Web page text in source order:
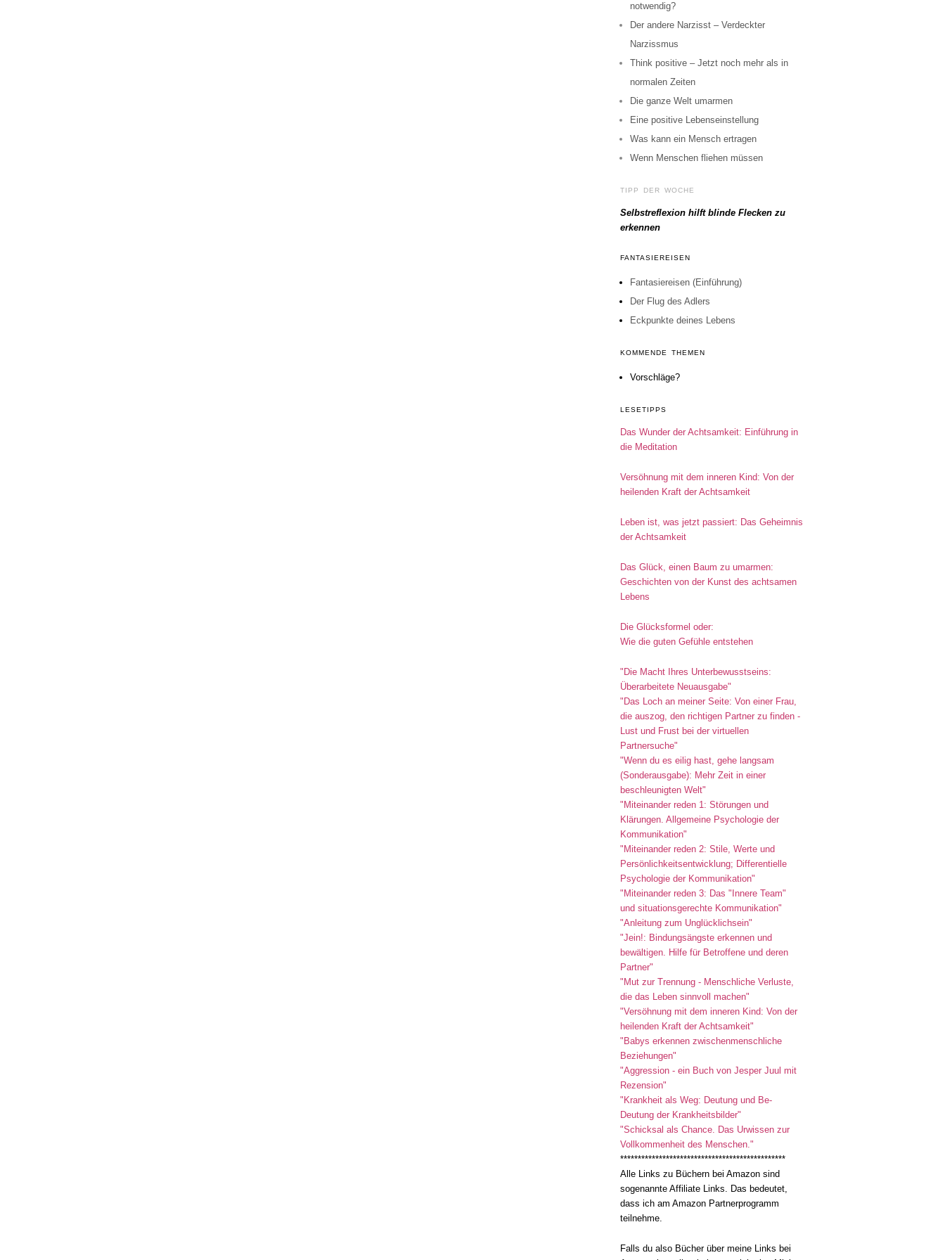
notwendig?
Der andere Narzisst – Verdeckter
Narzissmus
Think positive – Jetzt noch mehr als in
normalen Zeiten
Die ganze Welt umarmen
Eine positive Lebenseinstellung
Was kann ein Mensch ertragen
Wenn Menschen fliehen müssen
TIPP DER WOCHE
Selbstreflexion hilft blinde Flecken zu
erkennen
FANTASIEREISEN
Fantasiereisen (Einführung)
Der Flug des Adlers
Eckpunkte deines Lebens
KOMMENDE THEMEN
Vorschläge?
LESETIPPS
Das Wunder der Achtsamkeit: Einführung in
die Meditation
Versöhnung mit dem inneren Kind: Von der
heilenden Kraft der Achtsamkeit
Leben ist, was jetzt passiert: Das Geheimnis
der Achtsamkeit
Das Glück, einen Baum zu umarmen:
Geschichten von der Kunst des achtsamen
Lebens
Die Glücksformel oder:
Wie die guten Gefühle entstehen
"Die Macht Ihres Unterbewusstseins:
Überarbeitete Neuausgabe"
"Das Loch an meiner Seite: Von einer Frau,
die auszog, den richtigen Partner zu finden -
Lust und Frust bei der virtuellen
Partnersuche"
"Wenn du es eilig hast, gehe langsam
(Sonderausgabe): Mehr Zeit in einer
beschleunigten Welt"
"Miteinander reden 1: Störungen und
Klärungen. Allgemeine Psychologie der
Kommunikation"
"Miteinander reden 2: Stile, Werte und
Persönlichkeitsentwicklung; Differentielle
Psychologie der Kommunikation"
"Miteinander reden 3: Das "Innere Team"
und situationsgerechte Kommunikation"
"Anleitung zum Unglücklichsein"
"Jein!: Bindungsängste erkennen und
bewältigen. Hilfe für Betroffene und deren
Partner"
"Mut zur Trennung - Menschliche Verluste,
die das Leben sinnvoll machen"
"Versöhnung mit dem inneren Kind: Von der
heilenden Kraft der Achtsamkeit"
"Babys erkennen zwischenmenschliche
Beziehungen"
"Aggression - ein Buch von Jesper Juul mit
Rezension"
"Krankheit als Weg: Deutung und Be-
Deutung der Krankheitsbilder"
"Schicksal als Chance. Das Urwissen zur
Vollkommenheit des Menschen."
***********************************************
Alle Links zu Büchern bei Amazon sind
sogenannte Affiliate Links. Das bedeutet,
dass ich am Amazon Partnerprogramm
teilnehme.
Falls du also Bücher über meine Links bei